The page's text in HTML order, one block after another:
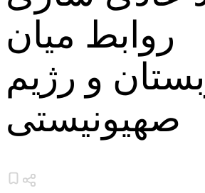
روابط میان
و رژیم
صهیونیستی